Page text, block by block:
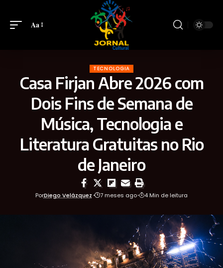
Aa
TECNOLOGIA
Casa Firjan Abre 2026 com
Dois Fins de Semana de
Música, Tecnologia e
Literatura Gratuitas no Rio
de Janeiro
PorDiego Velázquez 7 meses ago 4 Min de leitura